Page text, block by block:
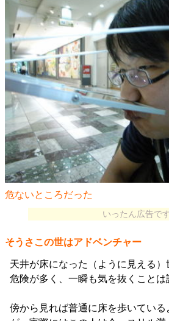
危ないところだった
いったん広告で
そうさこの世はアドベンチャー
天井が床になった（ように見える
危険が多く、一瞬も気を抜くことは
傍から見れば普通に床を歩いてい